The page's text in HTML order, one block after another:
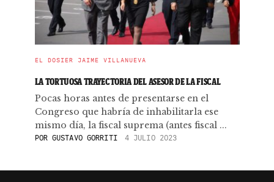
EL DOSIER JAIME VILLANUEVA
LA TORTUOSA TRAYECTORIA DEL ASESOR DE LA FISCAL
Pocas horas antes de presentarse en el
Congreso que habría de inhabilitarla ese
mismo día, la fiscal suprema (antes fiscal ...
POR GUSTAVO GORRITI 4 JULIO 2023